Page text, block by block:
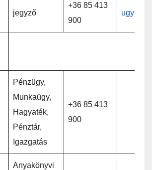
jegyző
+36 85 413
900
Pénzügy,
Munkaügy,
Hagyaték,
Pénztár,
Igazgatás
+36 85 413
900
Anyakönyvi